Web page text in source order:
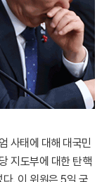
사태에 대해 대국민
지도부에 대한 탄핵